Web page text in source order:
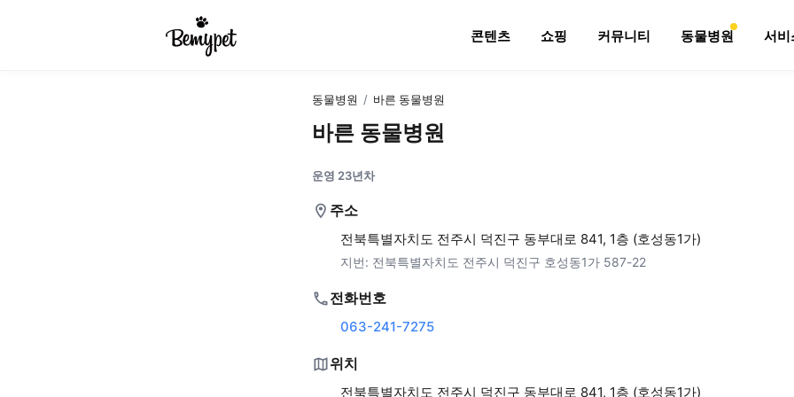
콘텐츠 쇼핑 커뮤니티 동물병원 서비
동물병원 / 바른 동물병원
바른 동물병원
운영 23년차
주소
전북특별자치도 전주시 덕진구 동부대로 841, 1층 (호성동1가)
지번: 전북특별자치도 전주시 덕진구 호성동1가 587-22
전화번호
063-241-7275
위치
전북특별자치도 전주시 덕진구 동부대로 841, 1층 (호성동1가)